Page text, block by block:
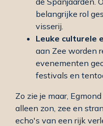
belangrijke rol
visserij.
Leuke culturele
aan Zee worden
evenementen
festivals en
Zo zie je maar,
alleen zon, zee en
echo's van een rijk